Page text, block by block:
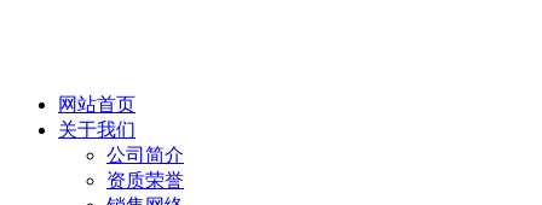
网站首页
关于我们
公司简介
资质荣誉